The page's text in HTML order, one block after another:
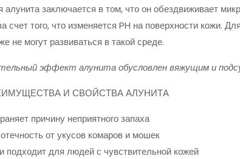
алунита заключается в том, что он обездвиживает
счет того, что изменяется PH на поверхности кожи.
не могут развиваться в такой среде.
эффект алунита обусловлен вяжущим и
И СВОЙСТВА АЛУНИТА
причину неприятного запаха
от укусов комаров и мошек
подходит для людей с чувствительной кожей